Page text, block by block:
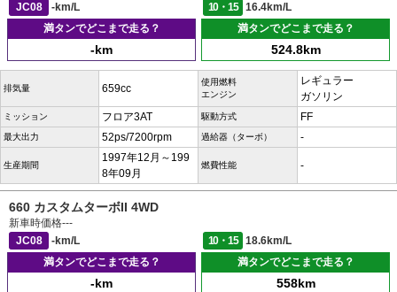
JC08
-km/L 10・15
16.4km/L
満タンでどこまで走る？
-km
満タンでどこまで走る？
524.8km
排気量 659cc
使用燃料
エンジン
レギュラー
ガソリン
ミッション フロア3AT 駆動方式 FF
最大出力 52ps/7200rpm 過給器（ターボ） -
生産期間
1997年12月～199
8年09月
燃費性能 -
660 カスタムターボII 4WD
新車時価格---
JC08
-km/L 10・15
18.6km/L
満タンでどこまで走る？
-km
満タンでどこまで走る？
558km